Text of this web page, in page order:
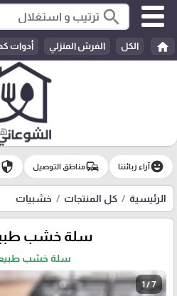
search
home الكل الفرش المنزلي أدوات
emoji_emotionsآراء زبائننا commuteمناطق التوصيل security
الرئيسية كل المنتجات خشبيات
سلة خشب
سلة خشب
1 / 7